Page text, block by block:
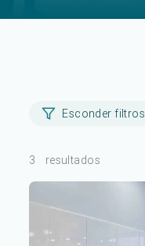
Esconder filtros
3 resultados